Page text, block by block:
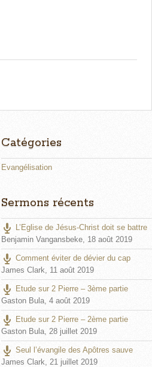
Catégories
Evangélisation
Sermons récents
L’Eglise de Jésus-Christ doit se battre
Benjamin Vangansbeke, 18 août 2019
Comment éviter de dévier du cap
James Clark, 11 août 2019
Etude sur 2 Pierre – 3ème partie
Gaston Bula, 4 août 2019
Etude sur 2 Pierre – 2ème partie
Gaston Bula, 28 juillet 2019
Seul l’évangile des Apôtres sauve
James Clark, 21 juillet 2019